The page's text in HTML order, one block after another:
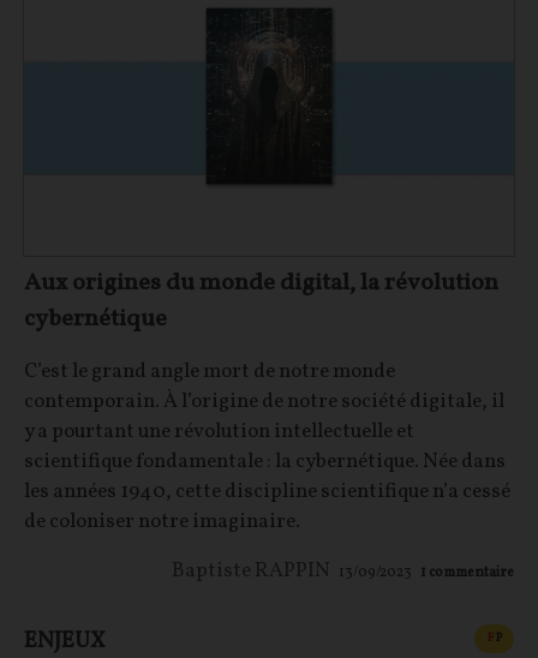
Aux origines du monde digital, la révolution
cybernétique
C’est le grand angle mort de notre monde
contemporain. À l’origine de notre société digitale, il
y a pourtant une révolution intellectuelle et
scientifique fondamentale : la cybernétique. Née dans
les années 1940, cette discipline scientifique n’a cessé
de coloniser notre imaginaire.
Baptiste RAPPIN 13/09/2023 1 commentaire
ENJEUX FP